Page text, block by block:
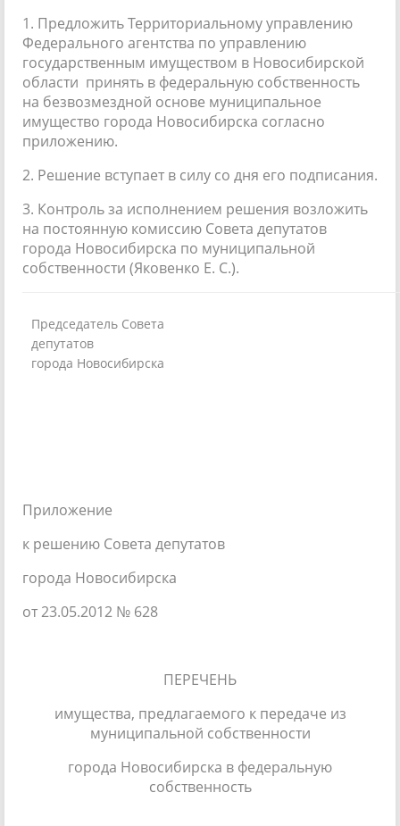
1. Предложить Территориальному управлению
Федерального агентства по управлению
государственным имуществом в Новосибирской
области принять в федеральную собственность
на безвозмездной основе муниципальное
имущество города Новосибирска согласно
приложению.
2. Решение вступает в силу со дня его подписания.
3. Контроль за исполнением решения возложить
на постоянную комиссию Совета депутатов
города Новосибирска по муниципальной
собственности (Яковенко Е. С.).
Председатель Совета
депутатов
города Новосибирска
Приложение
к решению Совета депутатов
города Новосибирска
от 23.05.2012 № 628
ПЕРЕЧЕНЬ
имущества, предлагаемого к передаче из
муниципальной собственности
города Новосибирска в федеральную
собственность